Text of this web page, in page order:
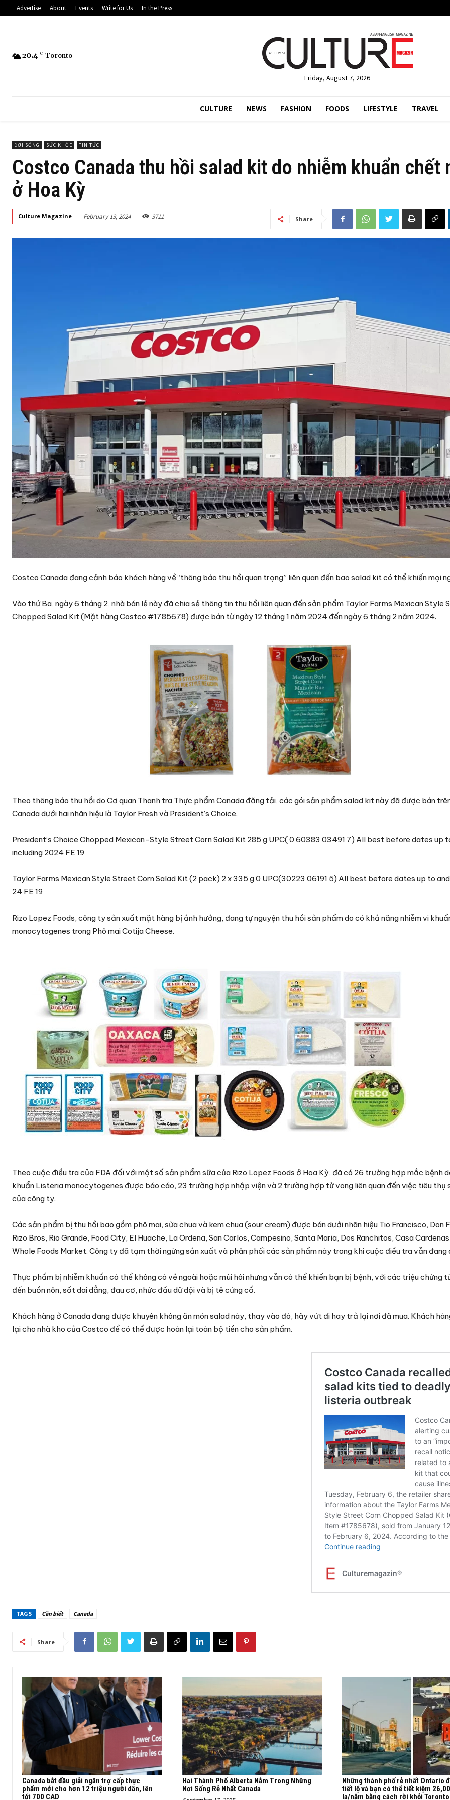
Advertise About Events Write for Us In the Press
20.4 C Toronto
Friday, August 7, 2026
CULTURE NEWS FASHION FOODS LIFESTYLE TRAVEL
ĐỜI SỐNG SỨC KHỎE TIN TỨC
Costco Canada thu hồi salad kit do nhiễm khuẩn chết
ở Hoa Kỳ
Culture Magazine February 13, 2024 3711 Share
Costco Canada đang cảnh báo khách hàng về “thông báo thu hồi quan trọng” liên quan đến bao salad kit có thể khiến mọi
Vào thứ Ba, ngày 6 tháng 2, nhà bán lẻ này đã chia sẻ thông tin thu hồi liên quan đến sản phẩm Taylor Farms Mexican Style
Chopped Salad Kit (Mặt hàng Costco #1785678) được bán từ ngày 12 tháng 1 năm 2024 đến ngày 6 tháng 2 năm 2024.
Theo thông báo thu hồi do Cơ quan Thanh tra Thực phẩm Canada đăng tải, các gói sản phẩm salad kit này đã được bán
Canada dưới hai nhãn hiệu là Taylor Fresh và President’s Choice.
President’s Choice Chopped Mexican-Style Street Corn Salad Kit 285 g UPC( 0 60383 03491 7) All best before dates up
including 2024 FE 19
Taylor Farms Mexican Style Street Corn Salad Kit (2 pack) 2 x 335 g 0 UPC(30223 06191 5) All best before dates up to
24 FE 19
Rizo Lopez Foods, công ty sản xuất mặt hàng bị ảnh hưởng, đang tự nguyện thu hồi sản phẩm do có khả năng nhiễm vi
monocytogenes trong Phô mai Cotija Cheese.
Theo cuộc điều tra của FDA đối với một số sản phẩm sữa của Rizo Lopez Foods ở Hoa Kỳ, đã có 26 trường hợp mắc bệnh
khuẩn Listeria monocytogenes được báo cáo, 23 trường hợp nhập viện và 2 trường hợp tử vong liên quan đến việc tiêu thụ
của công ty.
Các sản phẩm bị thu hồi bao gồm phô mai, sữa chua và kem chua (sour cream) được bán dưới nhãn hiệu Tio Francisco, Don
Rizo Bros, Rio Grande, Food City, El Huache, La Ordena, San Carlos, Campesino, Santa Maria, Dos Ranchitos, Casa
Whole Foods Market. Công ty đã tạm thời ngừng sản xuất và phân phối các sản phẩm này trong khi cuộc điều tra vẫn đang
Thực phẩm bị nhiễm khuẩn có thể không có vẻ ngoài hoặc mùi hôi nhưng vẫn có thể khiến bạn bị bệnh, với các triệu chứng
đến buồn nôn, sốt dai dẳng, đau cơ, nhức đầu dữ dội và bị tê cứng cổ.
Khách hàng ở Canada đang được khuyên không ăn món salad này, thay vào đó, hãy vứt đi hay trả lại nơi đã mua. Khách
lại cho nhà kho của Costco để có thể được hoàn lại toàn bộ tiền cho sản phẩm.
TAGS Cần biết Canada
Share
Canada bắt đầu giải ngân trợ cấp thực
phẩm mới cho hơn 12 triệu người dân, lên
tới 700 CAD
Hai Thành Phố Alberta Nằm Trong Những
Nơi Sống Rẻ Nhất Canada
Những thành phố rẻ nhất Ontario
tiết lộ và bạn có thể tiết kiệm
la/năm bằng cách rời khỏi Toronto